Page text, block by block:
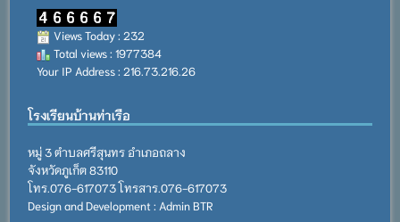
Views Today : 232
Total views : 1977384
Your IP Address : 216.73.216.26
โรงเรียนบ้านท่าเรือ
หมู่ 3 ตำบลศรีสุนทร อำเภอถลาง
จังหวัดภูเก็ต 83110
โทร.076-617073 โทรสาร.076-617073
Design and Development : Admin BTR